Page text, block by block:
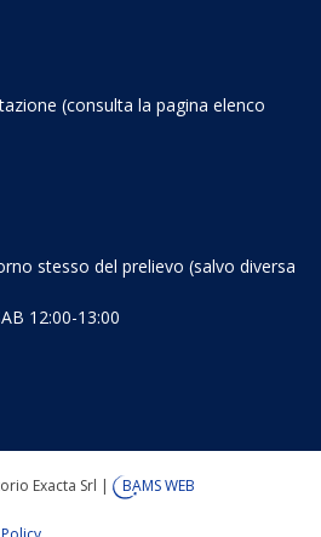
(consulta la pagina elenco
stesso del prelievo (salvo diversa
12:00-13:00
Exacta Srl | BAMS WEB